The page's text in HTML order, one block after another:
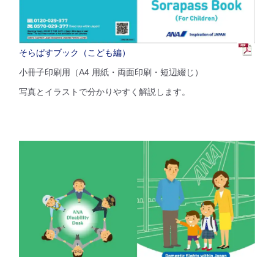
そらぱすブック（こども編）
小冊子印刷用（A4 用紙・両面印刷・短辺綴じ）
写真とイラストで分かりやすく解説します。